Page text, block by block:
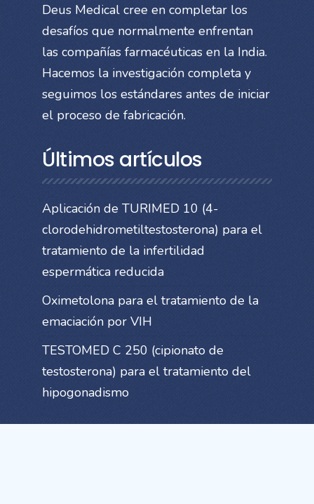
Deus Medical cree en completar los
desafíos que normalmente enfrentan
las compañías farmacéuticas en la India.
Hacemos la investigación completa y
seguimos los estándares antes de iniciar
el proceso de fabricación.
Últimos artículos
Aplicación de TURIMED 10 (4-
clorodehidrometiltestosterona) para el
tratamiento de la infertilidad
espermática reducida
Oximetolona para el tratamiento de la
emaciación por VIH
TESTOMED C 250 (cipionato de
testosterona) para el tratamiento del
hipogonadismo